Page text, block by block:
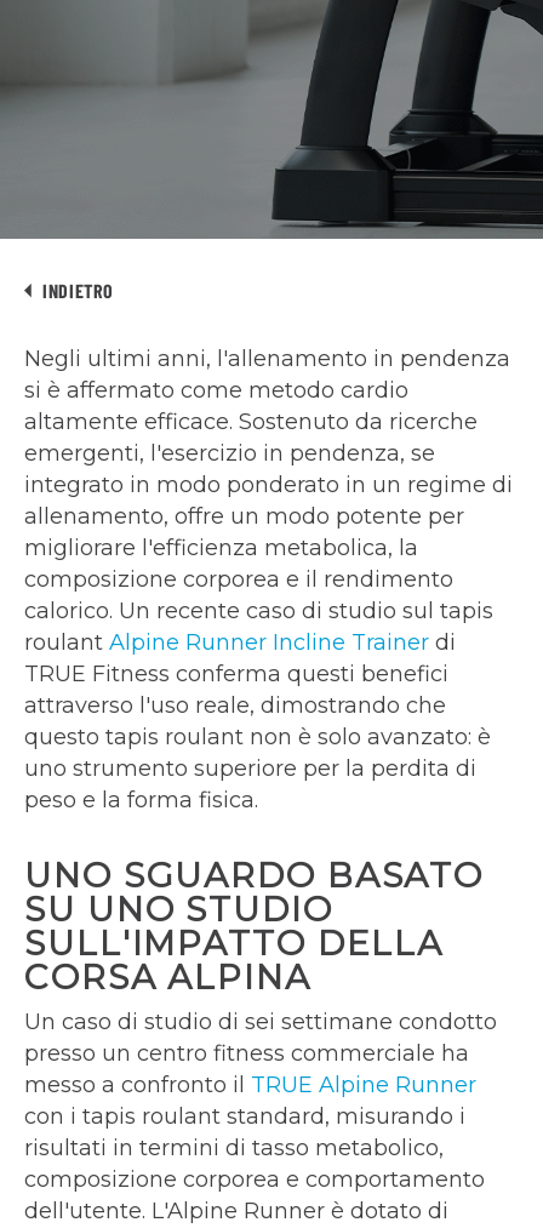
INDIETRO
Negli ultimi anni, l'allenamento in pendenza
si è affermato come metodo cardio
altamente efficace. Sostenuto da ricerche
emergenti, l'esercizio in pendenza, se
integrato in modo ponderato in un regime di
allenamento, offre un modo potente per
migliorare l'efficienza metabolica, la
composizione corporea e il rendimento
calorico. Un recente caso di studio sul tapis
roulant Alpine Runner Incline Trainer di
TRUE Fitness conferma questi benefici
attraverso l'uso reale, dimostrando che
questo tapis roulant non è solo avanzato: è
uno strumento superiore per la perdita di
peso e la forma fisica.
UNO SGUARDO BASATO
SU UNO STUDIO
SULL'IMPATTO DELLA
CORSA ALPINA
Un caso di studio di sei settimane condotto
presso un centro fitness commerciale ha
messo a confronto il TRUE Alpine Runner
con i tapis roulant standard, misurando i
risultati in termini di tasso metabolico,
composizione corporea e comportamento
dell'utente. L'Alpine Runner è dotato di